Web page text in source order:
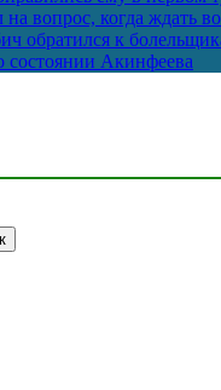
вопрос, когда ждать
обратился к
состоянии Акинфеева